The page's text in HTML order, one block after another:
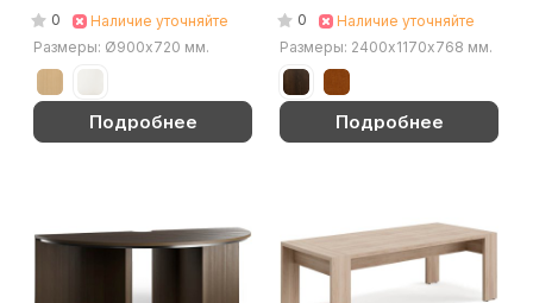
0
Наличие уточняйте
Размеры: Ø900х720 мм.
Подробнее
Орвието)
0
Наличие уточняйте
Размеры: 2400х1170х768 мм.
Подробнее